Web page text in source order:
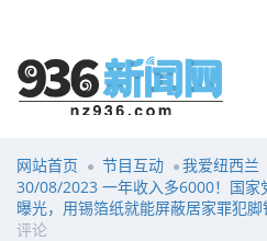
网站首页 节目互动
我爱纽西兰
30/08/2023 一年收入多6000！国
曝光，用锡箔纸就能屏蔽居家罪犯脚
评论